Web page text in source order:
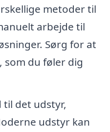
metoder til
arbejde til
Sørg for at
du føler dig
til det udstyr,
udstyr kan